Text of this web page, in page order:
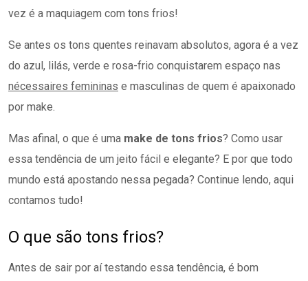
vez é a maquiagem com tons frios!
Se antes os tons quentes reinavam absolutos, agora é a vez
do azul, lilás, verde e rosa-frio conquistarem espaço nas
nécessaires femininas e masculinas de quem é apaixonado
por make.
Mas afinal, o que é uma make de tons frios? Como usar
essa tendência de um jeito fácil e elegante? E por que todo
mundo está apostando nessa pegada? Continue lendo, aqui
contamos tudo!
O que são tons frios?
Antes de sair por aí testando essa tendência, é bom